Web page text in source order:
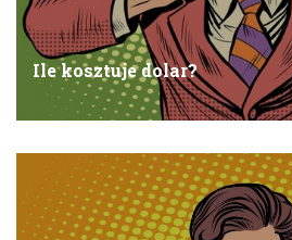
Ile kosztuje dolar?